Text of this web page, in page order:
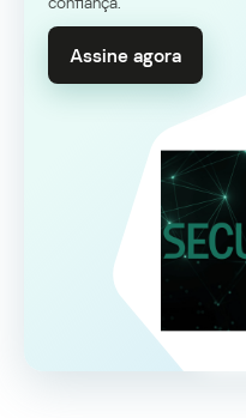
Assine agora